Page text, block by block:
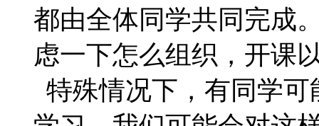
都由全体同学共同完成
虑一下怎么组织，开课
特殊情况下，有同学